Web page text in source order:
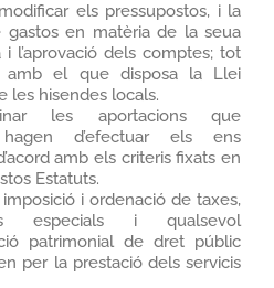
els pressupostos, i la
gastos en matèria de la seua
l’aprovació dels comptes; tot
amb el que disposa la Llei
les hisendes locals.
les aportacions que
d’efectuar els ens
amb els criteris fixats en
Estatuts.
i ordenació de taxes,
especials i qualsevol
patrimonial de dret públic
per la prestació dels servicis